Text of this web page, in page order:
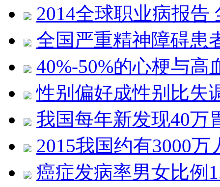
2014全球职业病报告
全国严重精神障碍患
40%-50%的心梗与高
性别偏好成性别比失
我国每年新发现40万
2015我国约有3000
癌症发病率男女比例